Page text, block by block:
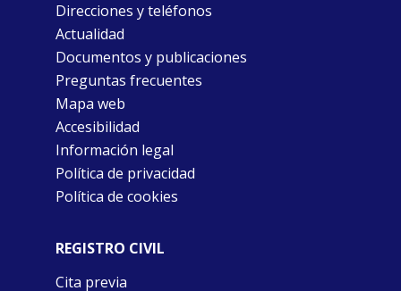
Direcciones y teléfonos
Actualidad
Documentos y publicaciones
Preguntas frecuentes
Mapa web
Accesibilidad
Información legal
Política de privacidad
Política de cookies
REGISTRO CIVIL
Cita previa